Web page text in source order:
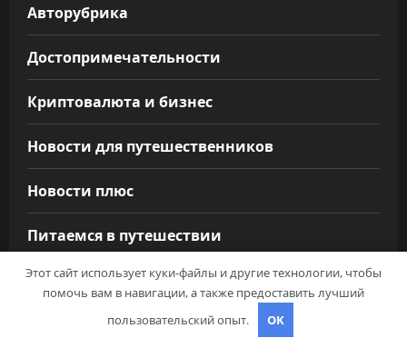
Авторубрика
Достопримечательности
Криптовалюта и бизнес
Новости для путешественников
Новости плюс
Питаемся в путешествии
Полезные советы
Этот сайт использует куки-файлы и другие технологии, чтобы
помочь вам в навигации, а также предоставить лучший
пользовательский опыт.
OK